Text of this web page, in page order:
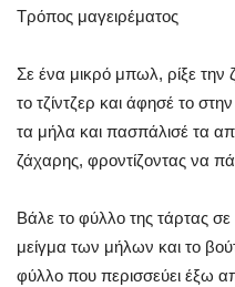
Τρόπος μαγειρέματος
Σε ένα μικρό μπωλ, ρίξε την
το τζίντζερ και άφησέ το
τα μήλα και πασπάλισέ τα
ζάχαρης, φροντίζoντας να
Βάλε το φύλλο της τάρτας
μείγμα των μήλων και το
φύλλο που περισσεύει έξω